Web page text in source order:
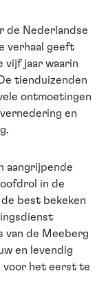
de Nederlandse
verhaal geeft
vijf jaar waarin
tienduizenden
ontmoetingen
en
aangrijpende
in de
best bekeken
van de Meeberg
en levendig
voor het eerst te